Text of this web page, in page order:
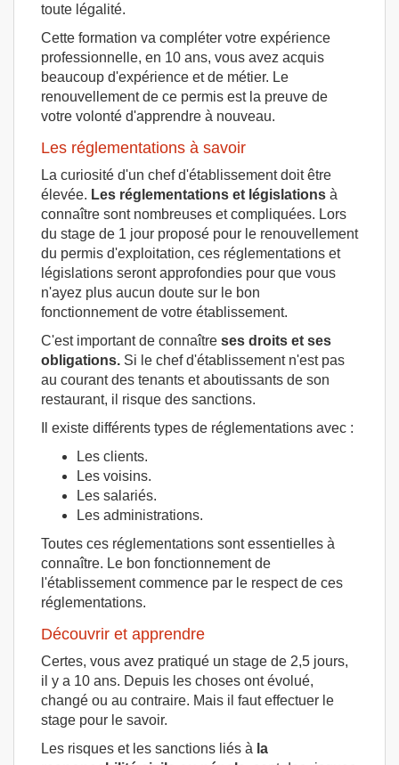
toute légalité.
Cette formation va compléter votre expérience
professionnelle, en 10 ans, vous avez acquis
beaucoup d'expérience et de métier. Le
renouvellement de ce permis est la preuve de
votre volonté d'apprendre à nouveau.
Les réglementations à savoir
La curiosité d'un chef d'établissement doit être
élevée. Les réglementations et législations à
connaître sont nombreuses et compliquées. Lors
du stage de 1 jour proposé pour le renouvellement
du permis d'exploitation, ces réglementations et
législations seront approfondies pour que vous
n'ayez plus aucun doute sur le bon
fonctionnement de votre établissement.
C'est important de connaître ses droits et ses
obligations. Si le chef d'établissement n'est pas
au courant des tenants et aboutissants de son
restaurant, il risque des sanctions.
Il existe différents types de réglementations avec :
Les clients.
Les voisins.
Les salariés.
Les administrations.
Toutes ces réglementations sont essentielles à
connaître. Le bon fonctionnement de
l'établissement commence par le respect de ces
réglementations.
Découvrir et apprendre
Certes, vous avez pratiqué un stage de 2,5 jours,
il y a 10 ans. Depuis les choses ont évolué,
changé ou au contraire. Mais il faut effectuer le
stage pour le savoir.
Les risques et les sanctions liés à la